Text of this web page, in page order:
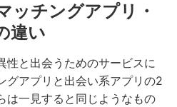
ッチングアプリ・
違い
性と出会うためのサービスに
グアプリと出会い系アプリの2
は一見すると同じようなもの